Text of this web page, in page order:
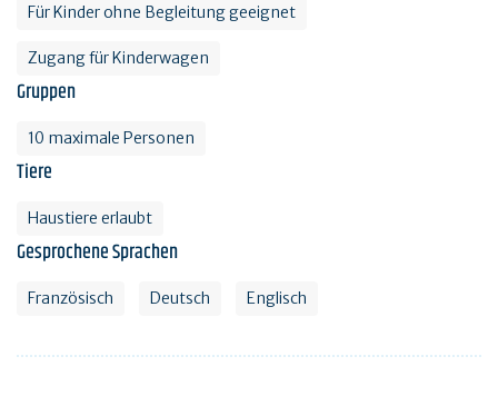
Für Kinder ohne Begleitung geeignet
Zugang für Kinderwagen
Gruppen
10 maximale Personen
Tiere
Haustiere erlaubt
Gesprochene Sprachen
Französisch Deutsch Englisch